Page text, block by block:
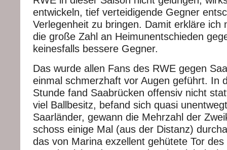
entwickeln, tief verteidigende Gegner
Verlegenheit zu bringen. Damit erkläre ich
die große Zahl an Heimunentschieden
keinesfalls bessere Gegner.
Das wurde allen Fans des RWE gegen
einmal schmerzhaft vor Augen geführt. In
Stunde fand Saabrücken offensiv nicht
viel Ballbesitz, befand sich quasi
Saarländer, gewann die Mehrzahl der
schoss einige Mal (aus der Distanz)
das von Marina exzellent gehütete Tor